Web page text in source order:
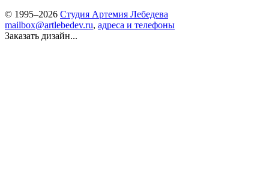
© 1995–2026 Студия Артемия Лебедева
mailbox@artlebedev.ru, адреса и телефоны
Заказать дизайн...